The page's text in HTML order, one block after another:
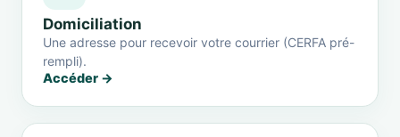
Domiciliation
Une adresse pour recevoir votre courrier (CERFA pré-
rempli).
Accéder →